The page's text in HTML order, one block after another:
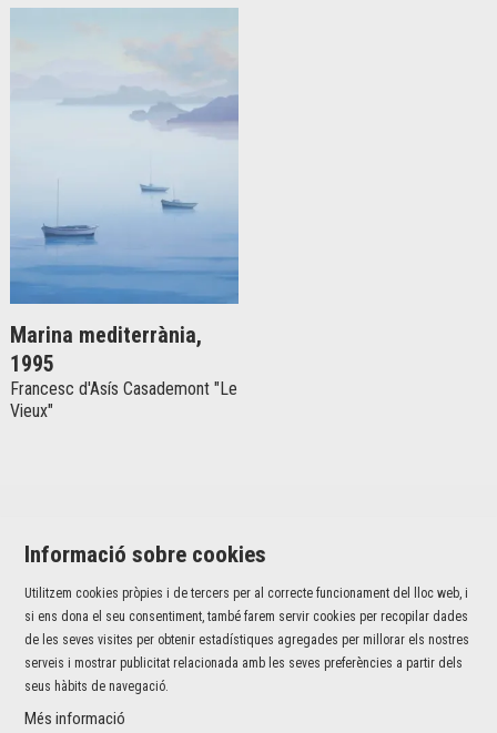
Marina mediterrània,
1995
Francesc d'Asís Casademont "Le
Vieux"
Jaume I, 42 baixos | 17001 Girona
T 972 226 527 |info@fundaciovalvi.cat
Sitemap | Avís Legal
Informació sobre cookies
Utilitzem cookies pròpies i de tercers per al correcte funcionament del lloc web, i
si ens dona el seu consentiment, també farem servir cookies per recopilar dades
de les seves visites per obtenir estadístiques agregades per millorar els nostres
serveis i mostrar publicitat relacionada amb les seves preferències a partir dels
seus hàbits de navegació.
Més informació